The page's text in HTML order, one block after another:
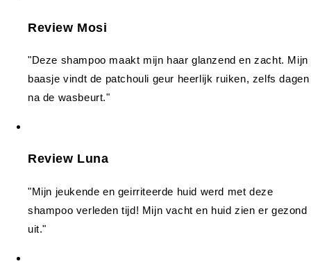
Review Mosi
"Deze shampoo maakt mijn haar glanzend en zacht. Mijn
baasje vindt de patchouli geur heerlijk ruiken, zelfs dagen
na de wasbeurt."
Review Luna
"Mijn jeukende en geirriteerde huid werd met deze
shampoo verleden tijd! Mijn vacht en huid zien er gezond
uit."